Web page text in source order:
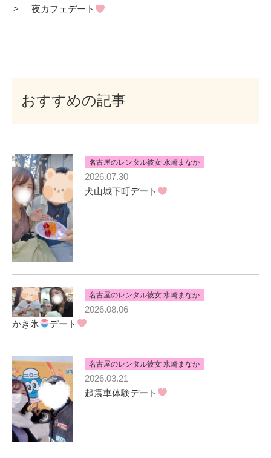
夜カフェデート
おすすめの記事
名古屋のレンタル彼女 水崎まなか
2026.07.30
犬山城下町デート
名古屋のレンタル彼女 水崎まなか
2026.08.06
かき氷
デート
名古屋のレンタル彼女 水崎まなか
2026.03.21
起震車体験デート